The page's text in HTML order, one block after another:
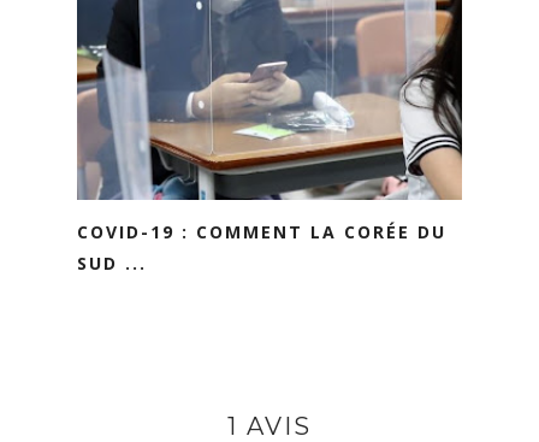
COVID-19 : COMMENT LA CORÉE DU
SUD ...
1 AVIS